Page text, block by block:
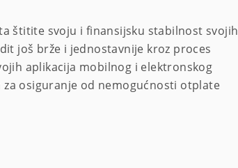
štitite svoju i finansijsku stabilnost svojih
još brže i jednostavnije kroz proces
aplikacija mobilnog i elektronskog
za osiguranje od nemogućnosti otplate